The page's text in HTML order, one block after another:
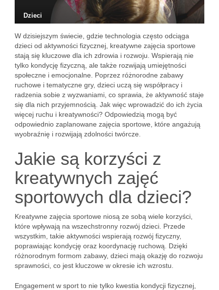
Dzieci
W dzisiejszym świecie, gdzie technologia często odciąga
dzieci od aktywności fizycznej, kreatywne zajęcia sportowe
stają się kluczowe dla ich zdrowia i rozwoju. Wspierają nie
tylko kondycję fizyczną, ale także rozwijają umiejętności
społeczne i emocjonalne. Poprzez różnorodne zabawy
ruchowe i tematyczne gry, dzieci uczą się współpracy i
radzenia sobie z wyzwaniami, co sprawia, że aktywność staje
się dla nich przyjemnością. Jak więc wprowadzić do ich życia
więcej ruchu i kreatywności? Odpowiedzią mogą być
odpowiednio zaplanowane zajęcia sportowe, które angażują
wyobraźnię i rozwijają zdolności twórcze.
Jakie są korzyści z
kreatywnych zajęć
sportowych dla dzieci?
Kreatywne zajęcia sportowe niosą ze sobą wiele korzyści,
które wpływają na wszechstronny rozwój dzieci. Przede
wszystkim, takie aktywności wspierają rozwój fizyczny,
poprawiając kondycję oraz koordynację ruchową. Dzięki
różnorodnym formom zabawy, dzieci mają okazję do rozwoju
sprawności, co jest kluczowe w okresie ich wzrostu.
Engagement w sport to nie tylko kwestia kondycji fizycznej,